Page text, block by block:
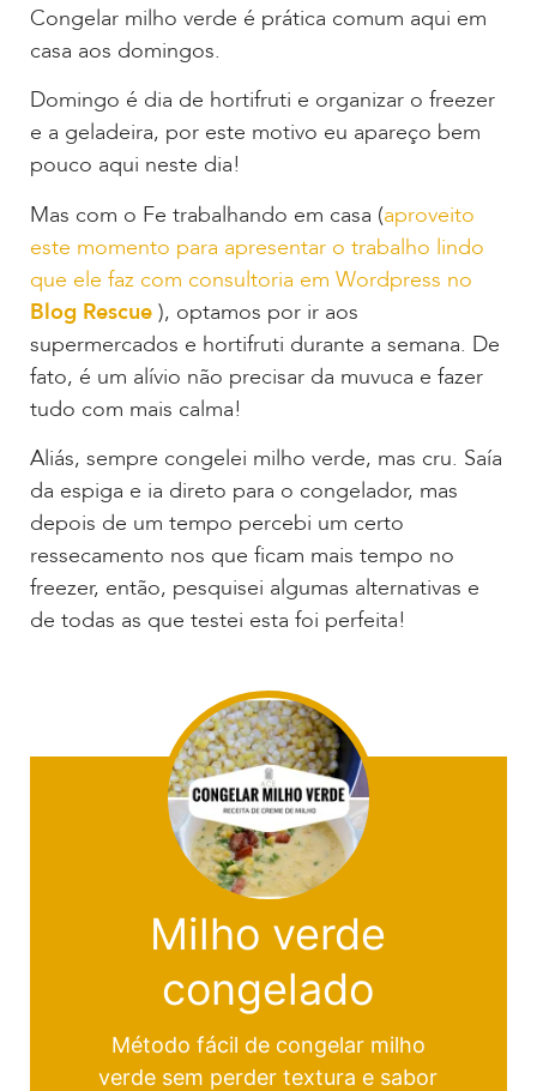
Congelar milho verde é prática comum aqui em
casa aos domingos.
Domingo é dia de hortifruti e organizar o freezer
e a geladeira, por este motivo eu apareço bem
pouco aqui neste dia!
Mas com o Fe trabalhando em casa (aproveito
este momento para apresentar o trabalho lindo
que ele faz com consultoria em Wordpress no
Blog Rescue ), optamos por ir aos
supermercados e hortifruti durante a semana. De
fato, é um alívio não precisar da muvuca e fazer
tudo com mais calma!
Aliás, sempre congelei milho verde, mas cru. Saía
da espiga e ia direto para o congelador, mas
depois de um tempo percebi um certo
ressecamento nos que ficam mais tempo no
freezer, então, pesquisei algumas alternativas e
de todas as que testei esta foi perfeita!
Milho verde
congelado
Método fácil de congelar milho
verde sem perder textura e sabor